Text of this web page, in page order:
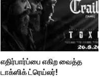
எதிர்பார்ப்பை எகிற வைத்த
டாக்ஸிக் ட்ரெய்லர்!